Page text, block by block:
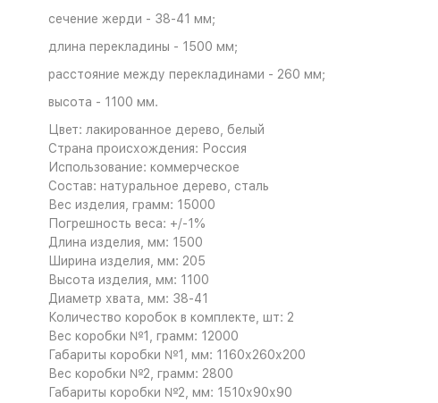
сечение жерди - 38-41 мм;
длина перекладины - 1500 мм;
расстояние между перекладинами - 260 мм;
высота - 1100 мм.
Цвет: лакированное дерево, белый
Страна происхождения: Россия
Использование: коммерческое
Состав: натуральное дерево, сталь
Вес изделия, грамм: 15000
Погрешность веса: +/-1%
Длина изделия, мм: 1500
Ширина изделия, мм: 205
Высота изделия, мм: 1100
Диаметр хвата, мм: 38-41
Количество коробок в комплекте, шт: 2
Вес коробки №1, грамм: 12000
Габариты коробки №1, мм: 1160х260х200
Вес коробки №2, грамм: 2800
Габариты коробки №2, мм: 1510х90х90